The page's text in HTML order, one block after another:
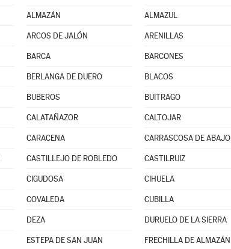
ALMAZÁN ALMAZUL
ARCOS DE JALÓN ARENILLAS
BARCA BARCONES
BERLANGA DE DUERO BLACOS
BUBEROS BUITRAGO
CALATAÑAZOR CALTOJAR
CARACENA CARRASCOSA DE ABAJO
CASTILLEJO DE ROBLEDO CASTILRUIZ
CIGUDOSA CIHUELA
COVALEDA CUBILLA
DEZA DURUELO DE LA SIERRA
ESTEPA DE SAN JUAN FRECHILLA DE ALMAZÁN